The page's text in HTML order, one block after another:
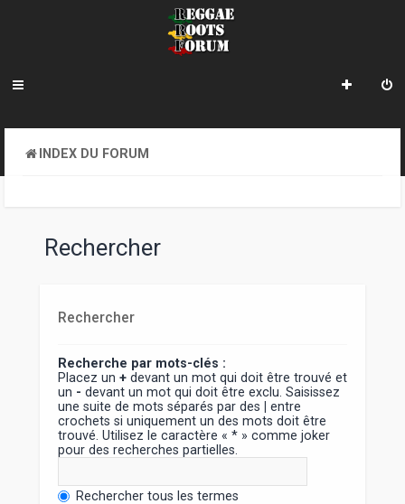
INDEX DU FORUM
Rechercher
Rechercher
Recherche par mots-clés :
Placez un +devant un mot qui doit être trouvé et
un - devant un mot qui doit être exclu. Saisissez
une suite de mots séparés par des | entre
crochets si uniquement un des mots doit être
trouvé. Utilisez le caractère « * » comme joker
pour des recherches partielles.
Rechercher tous les termes